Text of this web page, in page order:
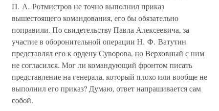
П. А. Ротмистров не точно выполнил приказ
вышестоящего командования, его бы обязательно
поправили. По свидетельству Павла Алексеевича, за
участие в оборонительной операции Н. Ф. Ватутин
представлял его к ордену Суворова, но Верховный с ним
не согласился. Мог ли командующий фронтом писать
представление на генерала, который плохо или вообще не
выполнил его приказ? Думаю, ответ напрашивается сам
собой.